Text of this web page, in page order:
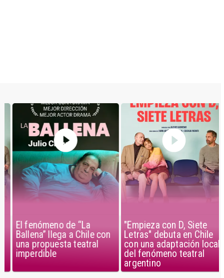
El fenómeno de “La
Ballena” llega a Chile con
una propuesta teatral
imperdible
"Empieza con D, Siete
Letras" debuta en Chile
con una adaptación local
del fenómeno teatral
argentino